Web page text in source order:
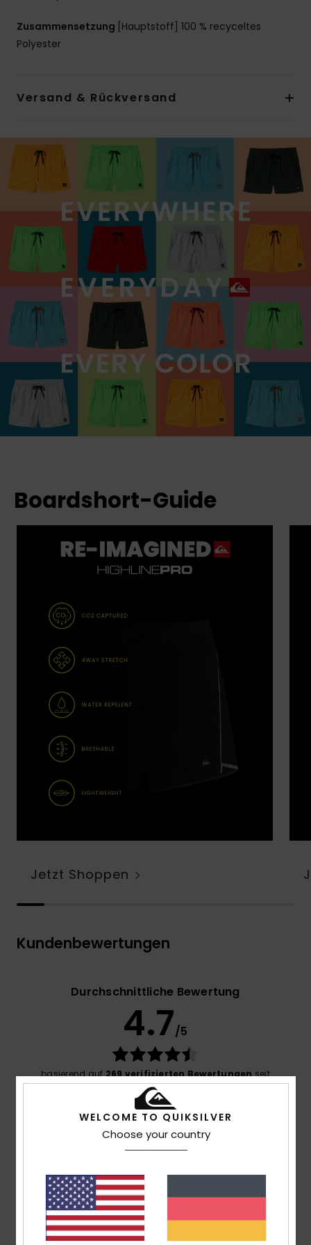
Zusammensetzung [Hauptstoff] 100 % recyceltes
Polyester
Versand & Rückversand
Boardshort-Guide
Jetzt Shoppen
Kundenbewertungen
Durchschnittliche Bewertung
4.7/5
basierend auf269 verifizierten Bewertungenseit
September 2025
77% unserer Kunden empfehlen dieses Produkt
Komfort
4.7
Preis-Leistungs-Verhältnis
WELCOME TO QUIKSILVER
Choose your country